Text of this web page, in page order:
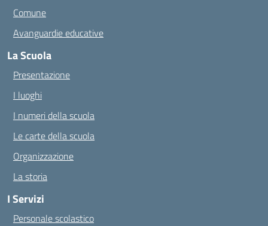
Comune
Avanguardie educative
La Scuola
Presentazione
I luoghi
I numeri della scuola
Le carte della scuola
Organizzazione
La storia
I Servizi
Personale scolastico